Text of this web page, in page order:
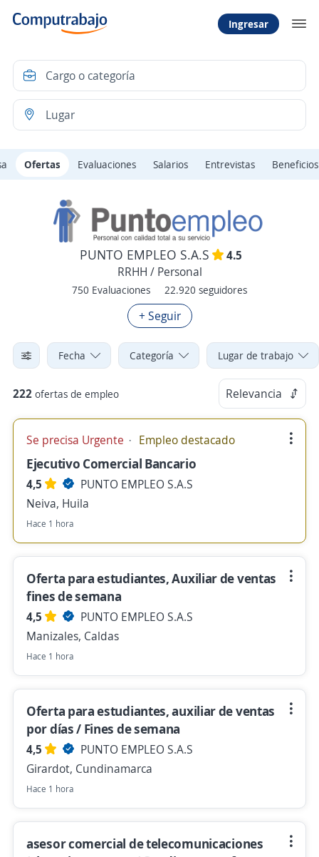
Ingresar
Ofertas Evaluaciones Salarios Entrevistas Beneficios
PUNTO EMPLEO S.A.S
4.5
RRHH / Personal
750 Evaluaciones 22.920 seguidores
+ Seguir
Fecha Categoría Lugar de trabajo
222 ofertas de empleo Relevancia
Se precisa Urgente Empleo destacado
Ejecutivo Comercial Bancario
4,5
PUNTO EMPLEO S.A.S
Neiva, Huila
Hace 1 hora
Oferta para estudiantes, Auxiliar de ventas
fines de semana
4,5
PUNTO EMPLEO S.A.S
Manizales, Caldas
Hace 1 hora
Oferta para estudiantes, auxiliar de ventas
por días / Fines de semana
4,5
PUNTO EMPLEO S.A.S
Girardot, Cundinamarca
Hace 1 hora
asesor comercial de telecomunicaciones